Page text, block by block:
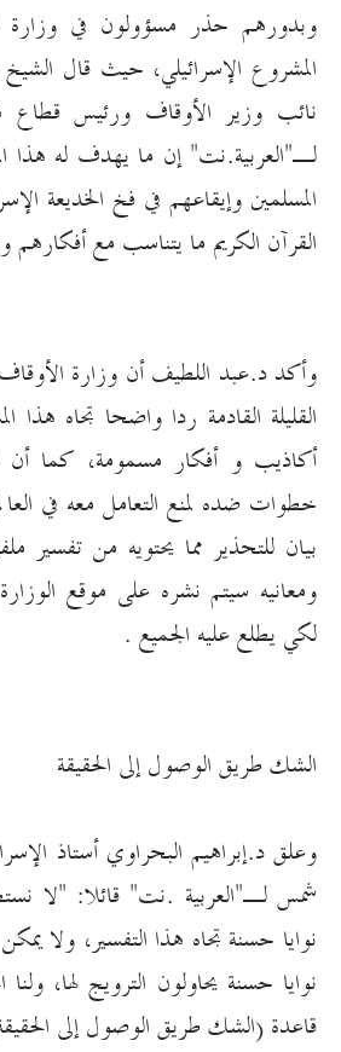
وبدورهم حذر مسؤولون في وزارة
المشروع الإسرائيلي، حيث قال
نائب وزير الأوقاف ورئيس قطاع
لـ"العربية.نت" إن ما يهدف له
المسلمين وإيقاعهم في فخ الخديعة
القرآن الكريم ما يتناسب مع
وأكد د.عبد اللطيف أن وزارة
القليلة القادمة ردا واضحا تجاه هذا
أكاذيب و أفكار مسمومة، كما أن
خطوات ضده لمنع التعامل معه في
بيان للتحذير مما يحتويه من تفسير
ومعانيه سيتم نشره على موقع
لكي يطلع عليه الجميع .
الشك طريق الوصول إلى الحقيقة
وعلق د.إبراهيم البحراوي أستاذ
شمس لـ"العربية .نت" قائلا: "لا
نوايا حسنة تجاه هذا التفسير، ولا
نوايا حسنة يحاولون الترويج لها،
قاعدة (الشك طريق الوصول إلى